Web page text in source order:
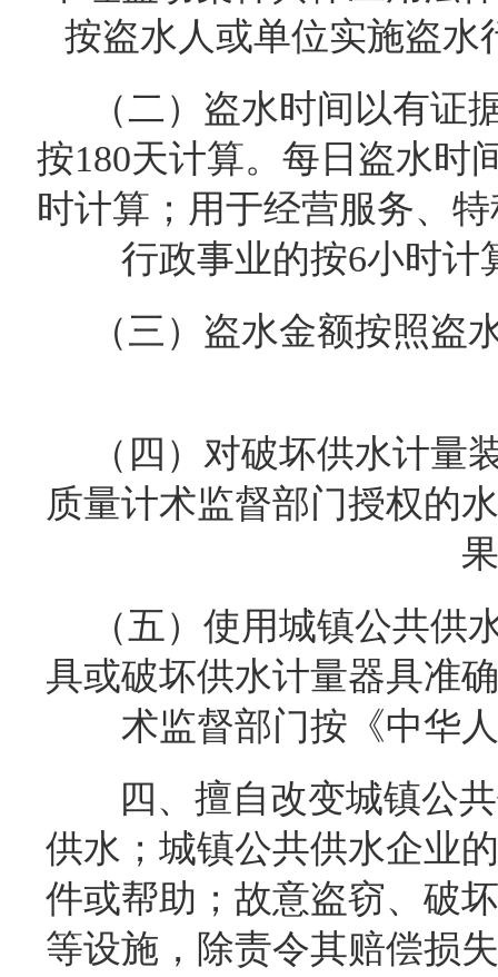
按盗水人或单位实施盗水
（二）盗水时间以有证
按180天计算。每日盗水时
时计算；用于经营服务、
行政事业的按6小时计
（三）盗水金额按照盗
（四）对破坏供水计量
质量计术监督部门授权的
（五）使用城镇公共供
具或破坏供水计量器具准
术监督部门按《中华
四、擅自改变城镇公
供水；城镇公共供水企业
件或帮助；故意盗窃、破
等设施，除责令其赔偿损